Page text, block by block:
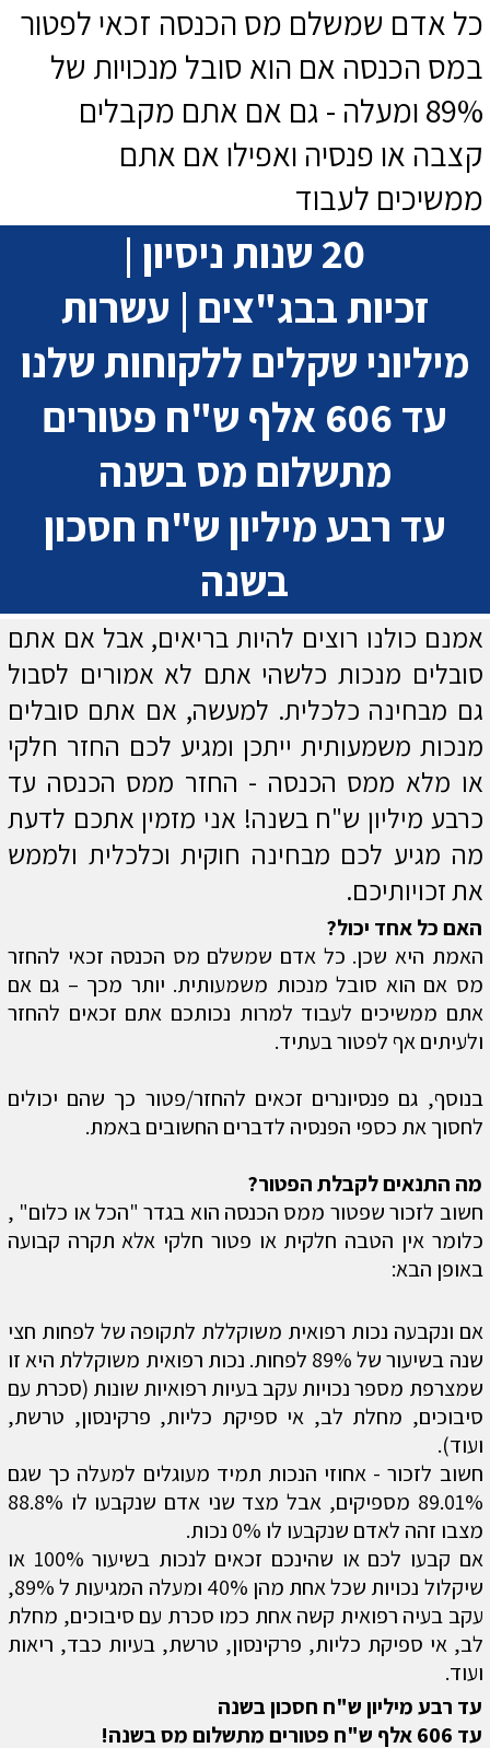
האם כל אחד יכול?
האמת היא שכן. כל אדם שמשלם מס הכנסה זכאי להחזר
מס אם הוא סובל מנכות משמעותית. יותר מכך – גם אם
אתם ממשיכים לעבוד למרות נכותכם אתם זכאים להחזר
ולעיתים אף לפטור בעתיד.
בנוסף, גם פנסיונרים זכאים להחזר/פטור כך שהם יכולים
לחסוך את כספי הפנסיה לדברים החשובים באמת.
מה התנאים לקבלת הפטור?
חשוב לזכור שפטור ממס הכנסה הוא בגדר "הכל או כלום" ,
כלומר אין הטבה חלקית או פטור חלקי אלא תקרה קבועה
באופן הבא:
אם ונקבעה נכות רפואית משוקללת לתקופה של לפחות חצי
שנה בשיעור של 89% לפחות. נכות רפואית משוקללת היא זו
שמצרפת מספר נכויות עקב בעיות רפואיות שונות (סכרת עם
סיבוכים, מחלת לב, אי ספיקת כליות, פרקינסון, טרשת,
ועוד).
חשוב לזכור - אחוזי הנכות תמיד מעוגלים למעלה כך שגם
89.01% מספיקים, אבל מצד שני אדם שנקבעו לו 88.8%
מצבו זהה לאדם שנקבעו לו 0% נכות.
אם קבעו לכם או שהינכם זכאים לנכות בשיעור 100% או
שיקלול נכויות שכל אחת מהן 40% ומעלה המגיעות ל 89%,
עקב בעיה רפואית קשה אחת כמו סכרת עם סיבוכים, מחלת
לב, אי ספיקת כליות, פרקינסון, טרשת, בעיות כבד, ריאות
ועוד.
אמנם כולנו רוצים להיות בריאים, אבל אם אתם
סובלים מנכות כלשהי אתם לא אמורים לסבול
גם מבחינה כלכלית. למעשה, אם אתם סובלים
מנכות משמעותית ייתכן ומגיע לכם החזר חלקי
או מלא ממס הכנסה - החזר ממס הכנסה עד
כרבע מיליון ש"ח בשנה! אני מזמין אתכם לדעת
מה מגיע לכם מבחינה חוקית וכלכלית ולממש
את זכויותיכם.
עד רבע מיליון ש"ח חסכון בשנה
עד 606 אלף ש"ח פטורים מתשלום מס בשנה!
כל אדם שמשלם מס הכנסה זכאי לפטור
במס הכנסה אם הוא סובל מנכויות של
89% ומעלה - גם אם אתם מקבלים
קצבה או פנסיה ואפילו אם אתם
ממשיכים לעבוד
20 שנות ניסיון |
זכיות בבג"צים | עשרות
מיליוני שקלים ללקוחות שלנו
עד 606 אלף ש"ח פטורים
מתשלום מס בשנה
עד רבע מיליון ש"ח חסכון
בשנה